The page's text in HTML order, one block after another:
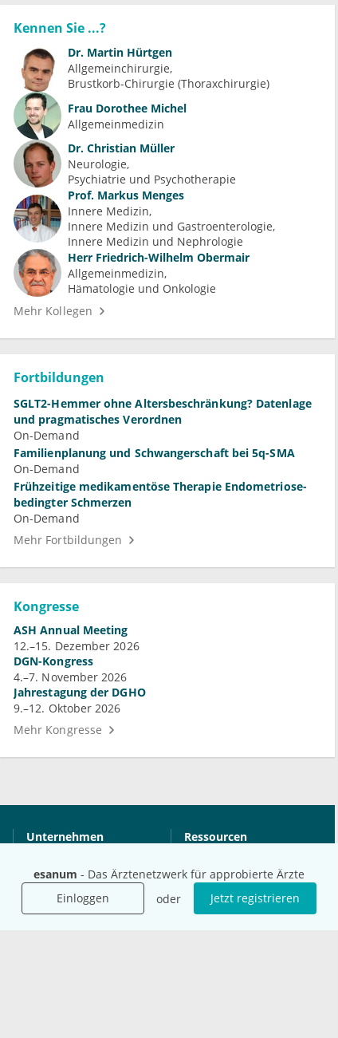
esanum - Das Ärztenetzwerk für approbierte Ärzte
Einloggen
oder Jetzt registrieren
Kennen Sie ...?
Dr. Martin Hürtgen
Allgemeinchirurgie
Brustkorb-Chirurgie (Thoraxchirurgie)
Frau Dorothee Michel
Allgemeinmedizin
Dr. Christian Müller
Neurologie
Psychiatrie und Psychotherapie
Prof. Markus Menges
Innere Medizin
Innere Medizin und Gastroenterologie
Innere Medizin und Nephrologie
Herr Friedrich-Wilhelm Obermair
Allgemeinmedizin
Hämatologie und Onkologie
Mehr Kollegen
Fortbildungen
SGLT2-Hemmer ohne Altersbeschränkung? Datenlage
und pragmatisches Verordnen
On-Demand
Familienplanung und Schwangerschaft bei 5q-SMA
On-Demand
Frühzeitige medikamentöse Therapie Endometriose-
bedingter Schmerzen
On-Demand
Mehr Fortbildungen
Kongresse
ASH Annual Meeting
12.–15. Dezember 2026
DGN-Kongress
4.–7. November 2026
Jahrestagung der DGHO
9.–12. Oktober 2026
Mehr Kongresse
Unternehmen
Für Unternehmen
Für Agenturen
Mediadaten
Ressourcen
Hilfe